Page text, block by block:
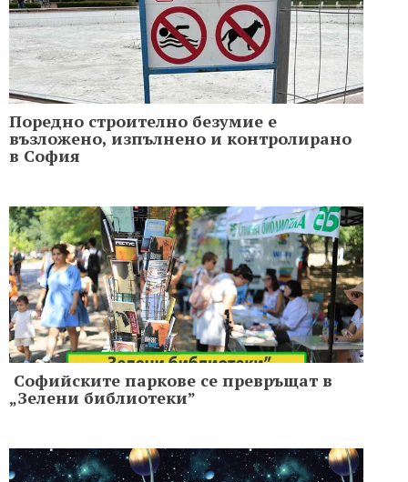
Поредно строително безумие е
възложено, изпълнено и контролирано
в София
Софийските паркове се превръщат в
„Зелени библиотеки”